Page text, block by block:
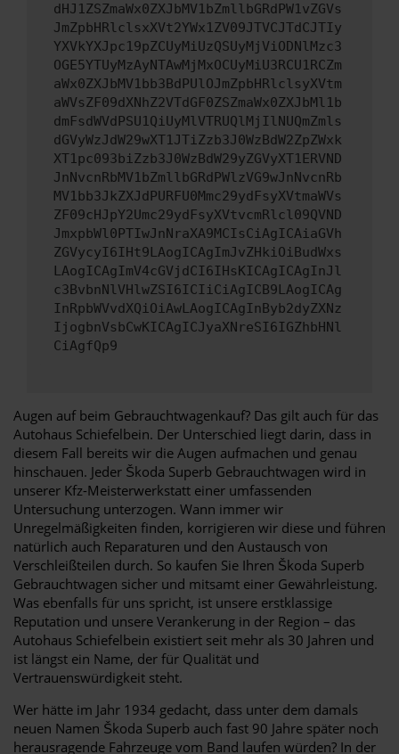
dHJ1ZSZmaWx0ZXJbMV1bZmllbGRdPW1vZGVs
JmZpbHRlclsxXVt2YWx1ZV09JTVCJTdCJTIy
YXVkYXJpc19pZCUyMiUzQSUyMjViODNlMzc3
OGE5YTUyMzAyNTAwMjMxOCUyMiU3RCU1RCZm
aWx0ZXJbMV1bb3BdPUlOJmZpbHRlclsyXVtm
aWVsZF09dXNhZ2VTdGF0ZSZmaWx0ZXJbMl1b
dmFsdWVdPSU1QiUyMlVTRUQlMjIlNUQmZmls
dGVyWzJdW29wXT1JTiZzb3J0WzBdW2ZpZWxk
XT1pc093biZzb3J0WzBdW29yZGVyXT1ERVND
JnNvcnRbMV1bZmllbGRdPWlzVG9wJnNvcnRb
MV1bb3JkZXJdPURFU0Mmc29ydFsyXVtmaWVs
ZF09cHJpY2Umc29ydFsyXVtvcmRlcl09QVND
JmxpbWl0PTIwJnNraXA9MCIsCiAgICAiaGVh
ZGVycyI6IHt9LAogICAgImJvZHkiOiBudWxs
LAogICAgImV4cGVjdCI6IHsKICAgICAgInJl
c3BvbnNlVHlwZSI6ICIiCiAgICB9LAogICAg
InRpbWVvdXQiOiAwLAogICAgInByb2dyZXNz
IjogbnVsbCwKICAgICJyaXNreSI6IGZhbHNl
CiAgfQp9
Augen auf beim Gebrauchtwagenkauf? Das gilt auch für das
Autohaus Schiefelbein. Der Unterschied liegt darin, dass in
diesem Fall bereits wir die Augen aufmachen und genau
hinschauen. Jeder Škoda Superb Gebrauchtwagen wird in
unserer Kfz-Meisterwerkstatt einer umfassenden
Untersuchung unterzogen. Wann immer wir
Unregelmäßigkeiten finden, korrigieren wir diese und führen
natürlich auch Reparaturen und den Austausch von
Verschleißteilen durch. So kaufen Sie Ihren Škoda Superb
Gebrauchtwagen sicher und mitsamt einer Gewährleistung.
Was ebenfalls für uns spricht, ist unsere erstklassige
Reputation und unsere Verankerung in der Region – das
Autohaus Schiefelbein existiert seit mehr als 30 Jahren und
ist längst ein Name, der für Qualität und
Vertrauenswürdigkeit steht.
Wer hätte im Jahr 1934 gedacht, dass unter dem damals
neuen Namen Škoda Superb auch fast 90 Jahre später noch
herausragende Fahrzeuge vom Band laufen würden? In der